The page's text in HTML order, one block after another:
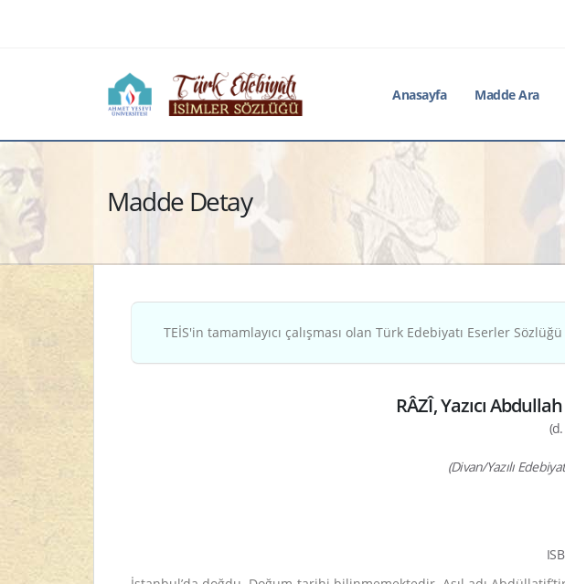
Anasayfa Madde Ara
Madde Detay
TEİS'in tamamlayıcı çalışması olan Türk Edebiyatı Eserler Sözlüğü
RÂZÎ, Yazıcı
(Divan/Yazılı